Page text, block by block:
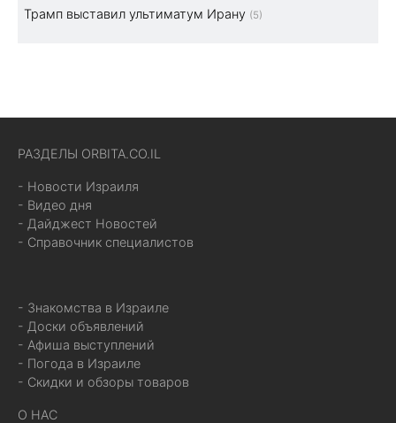
Трамп выставил ультиматум Ирану (5)
РАЗДЕЛЫ ORBITA.CO.IL
- Новости Израиля
- Видео дня
- Дайджест Новостей
- Справочник специалистов
- Знакомства в Израиле
- Доски объявлений
- Афиша выступлений
- Погода в Израиле
- Скидки и обзоры товаров
О НАС